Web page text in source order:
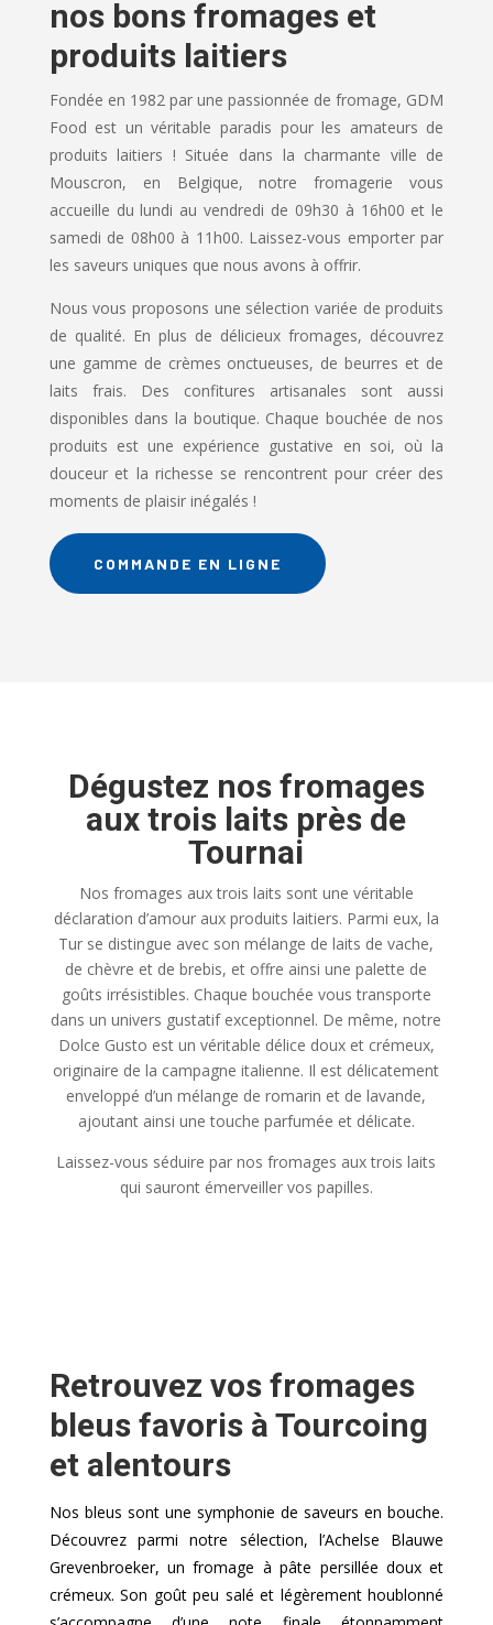
nos bons fromages et
produits laitiers
Fondée en 1982 par une passionnée de fromage, GDM
Food est un véritable paradis pour les amateurs de
produits laitiers ! Située dans la charmante ville de
Mouscron, en Belgique, notre fromagerie vous
accueille du lundi au vendredi de 09h30 à 16h00 et le
samedi de 08h00 à 11h00. Laissez-vous emporter par
les saveurs uniques que nous avons à offrir.
Nous vous proposons une sélection variée de produits
de qualité. En plus de délicieux fromages, découvrez
une gamme de crèmes onctueuses, de beurres et de
laits frais. Des confitures artisanales sont aussi
disponibles dans la boutique. Chaque bouchée de nos
produits est une expérience gustative en soi, où la
douceur et la richesse se rencontrent pour créer des
moments de plaisir inégalés !
COMMANDE EN LIGNE
Dégustez nos fromages
aux trois laits près de
Tournai
Nos fromages aux trois laits sont une véritable
déclaration d’amour aux produits laitiers. Parmi eux, la
Tur se distingue avec son mélange de laits de vache,
de chèvre et de brebis, et offre ainsi une palette de
goûts irrésistibles. Chaque bouchée vous transporte
dans un univers gustatif exceptionnel. De même, notre
Dolce Gusto est un véritable délice doux et crémeux,
originaire de la campagne italienne. Il est délicatement
enveloppé d’un mélange de romarin et de lavande,
ajoutant ainsi une touche parfumée et délicate.
Laissez-vous séduire par nos fromages aux trois laits
qui sauront émerveiller vos papilles.
Retrouvez vos fromages
bleus favoris à Tourcoing
et alentours
Nos bleus sont une symphonie de saveurs en bouche.
Découvrez parmi notre sélection, l’Achelse Blauwe
Grevenbroeker, un fromage à pâte persillée doux et
crémeux. Son goût peu salé et légèrement houblonné